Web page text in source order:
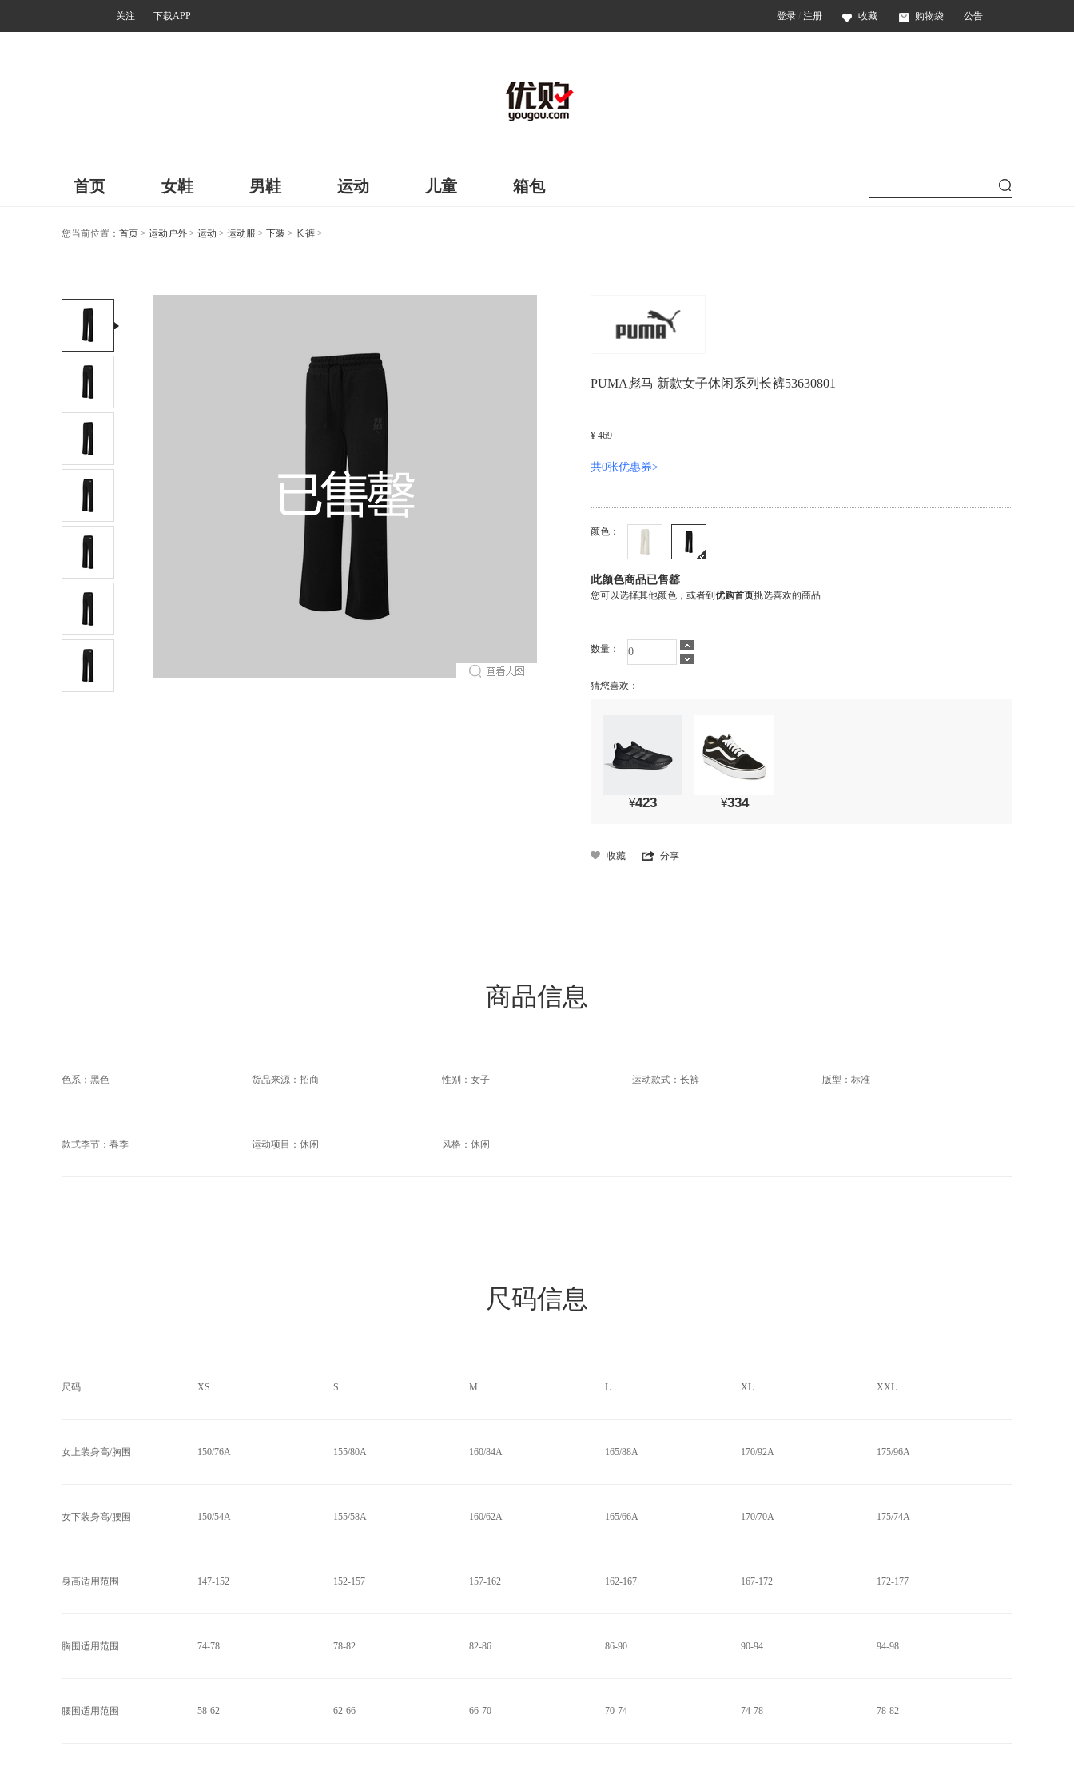
关注 下载APP 登录 / 注册 收藏 购物袋 公告
首页 女鞋 男鞋 运动 儿童 箱包
您当前位置： 首页 > 运动户外 > 运动 > 运动服 > 下装 > 长裤 >
PUMA彪马 新款女子休闲系列长裤53630801
¥ 469
共0张优惠券>
颜色：
此颜色商品已售罄
您可以选择其他颜色，或者到 优购首页挑选喜欢的商品
数量：
猜您喜欢：
¥423 ¥334
收藏 分享
商品信息
色系：黑色 货品来源：招商 性别：女子 运动款式：长裤 版型：标准
款式季节：春季 运动项目：休闲 风格：休闲
尺码信息
尺码 XS S M L XL XXL
女上装身高/胸围 150/76A 155/80A 160/84A 165/88A 170/92A 175/96A
女下装身高/腰围 150/54A 155/58A 160/62A 165/66A 170/70A 175/74A
身高适用范围 147-152 152-157 157-162 162-167 167-172 172-177
胸围适用范围 74-78 78-82 82-86 86-90 90-94 94-98
腰围适用范围 58-62 62-66 66-70 70-74 74-78 78-82